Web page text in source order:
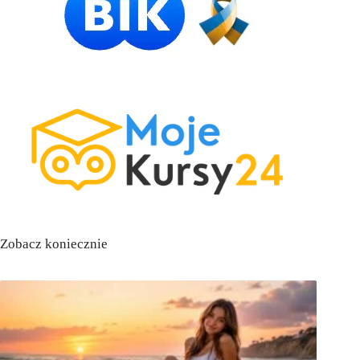
Zobacz koniecznie